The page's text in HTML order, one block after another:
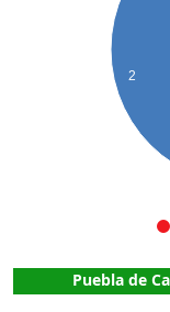
2
Puebla de